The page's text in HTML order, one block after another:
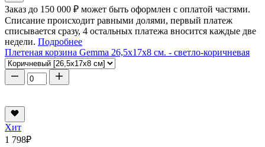
Заказ до 150 000 ₽ может быть оформлен с оплатой частями.
Списание происходит равными долями, первый платеж
списывается сразу, 4 остальных платежа вносится каждые две
недели. Подробнее
Плетеная корзина Gemma 26,5x17x8 см. - светло-коричневая
Хит
1 798₽